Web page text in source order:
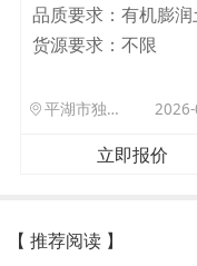
品质要求： 有机膨润
货源要求： 不限
平湖市独山港镇集港路 589 号
立即报价
【 推荐阅读 】